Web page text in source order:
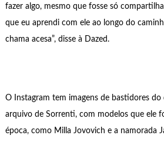
fazer algo, mesmo que fosse só
que eu aprendi com ele ao longo do
chama acesa”, disse à Dazed.
O Instagram tem imagens de bastidores
arquivo de Sorrenti, com modelos que ele
época, como Milla Jovovich e a namorada